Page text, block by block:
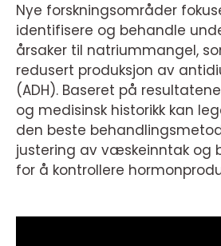
Nye forskningsområder
identifisere og behandle
årsaker til natriummangel,
redusert produksjon av
(ADH). Baseret på
og medisinsk historikk kan
den beste
justering av væskeinntak og
for å kontrollere